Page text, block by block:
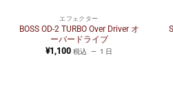
エフェクター
BOSS OD-2 TURBO Over Driver オ
ーバードライブ
¥1,100 税込 1 日